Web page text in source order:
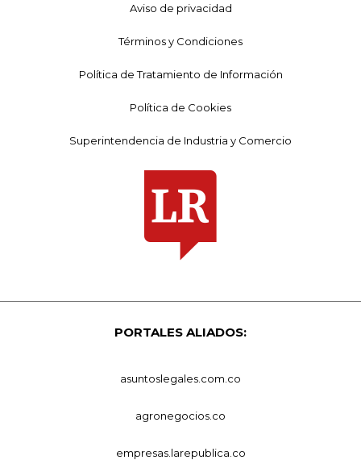
Aviso de privacidad
Términos y Condiciones
Política de Tratamiento de Información
Política de Cookies
Superintendencia de Industria y Comercio
PORTALES ALIADOS:
asuntoslegales.com.co
agronegocios.co
empresas.larepublica.co